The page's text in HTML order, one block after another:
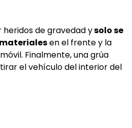
de gravedad ysolo se
en el frente y la
Finalmente, una grúa
el vehículo del interior del